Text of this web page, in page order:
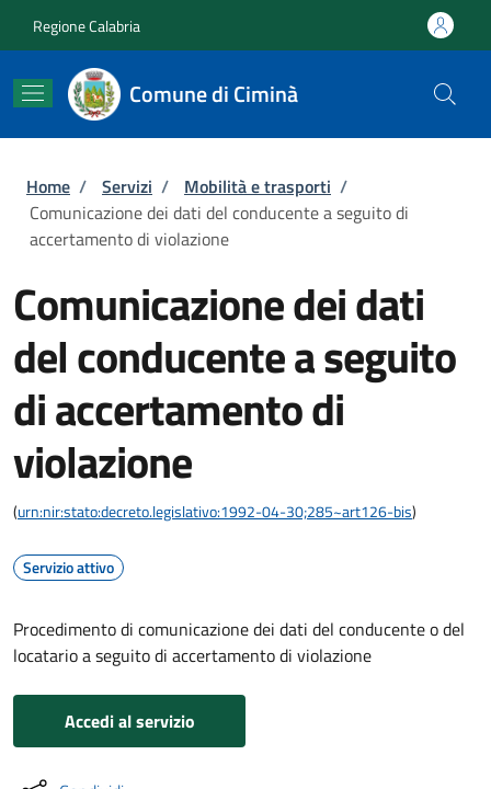
Regione Calabria
Comune di Ciminà
Briciole di pane
Home / Servizi / Mobilità e trasporti /
Comunicazione dei dati del conducente a seguito di
accertamento di violazione
Comunicazione dei dati
del conducente a seguito
di accertamento di
violazione
(urn:nir:stato:decreto.legislativo:1992-04-30;285~art126-bis)
Servizio attivo
Procedimento di comunicazione dei dati del conducente o del
locatario a seguito di accertamento di violazione
Accedi al servizio